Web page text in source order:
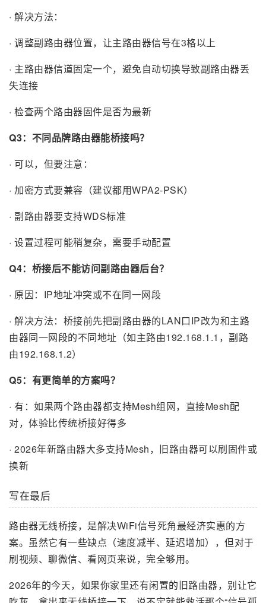
· 解决方法：
· 调整副路由器位置，让主路由器信号在3格以上
· 主路由器信道固定一个，避免自动切换导致副路由器丢
失连接
· 检查两个路由器固件是否为最新
Q3：不同品牌路由器能桥接吗？
· 可以，但要注意：
· 加密方式要兼容（建议都用WPA2-PSK）
· 副路由器要支持WDS标准
· 设置过程可能稍复杂，需要手动配置
Q4：桥接后不能访问副路由器后台？
· 原因：IP地址冲突或不在同一网段
· 解决方法：桥接前先把副路由器的LAN口IP改为和主路
由器同一网段的不同地址（如主路由192.168.1.1，副路
由192.168.1.2）
Q5：有更简单的方案吗？
· 有：如果两个路由器都支持Mesh组网，直接Mesh配
对，体验比传统桥接好得多
· 2026年新路由器大多支持Mesh，旧路由器可以刷固件或
换新
写在最后
路由器无线桥接，是解决WiFi信号死角最经济实惠的方
案。虽然它有一些缺点（速度减半、延迟增加），但对于
刷视频、聊微信、看网页来说，完全够用。
2026年的今天，如果你家里还有闲置的旧路由器，别让它